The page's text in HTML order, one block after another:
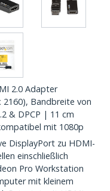
2.0 Adapter
Bandbreite von
& DPCP | 11 cm
mit 1080p
DisplayPort zu HDMI-
einschließlich
Pro Workstation
mit kleinem